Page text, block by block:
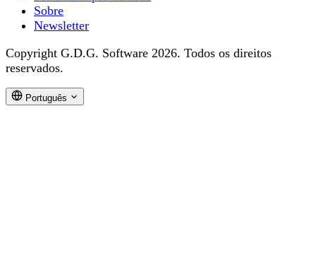
Sobre
Newsletter
Copyright G.D.G. Software 2026. Todos os direitos
reservados.
Português